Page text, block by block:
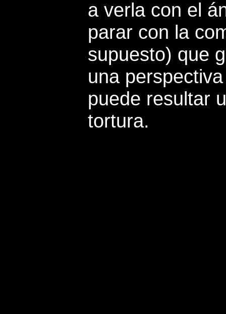
a verla con el
parar con la
supuesto) que
una
puede resultar
tortura.